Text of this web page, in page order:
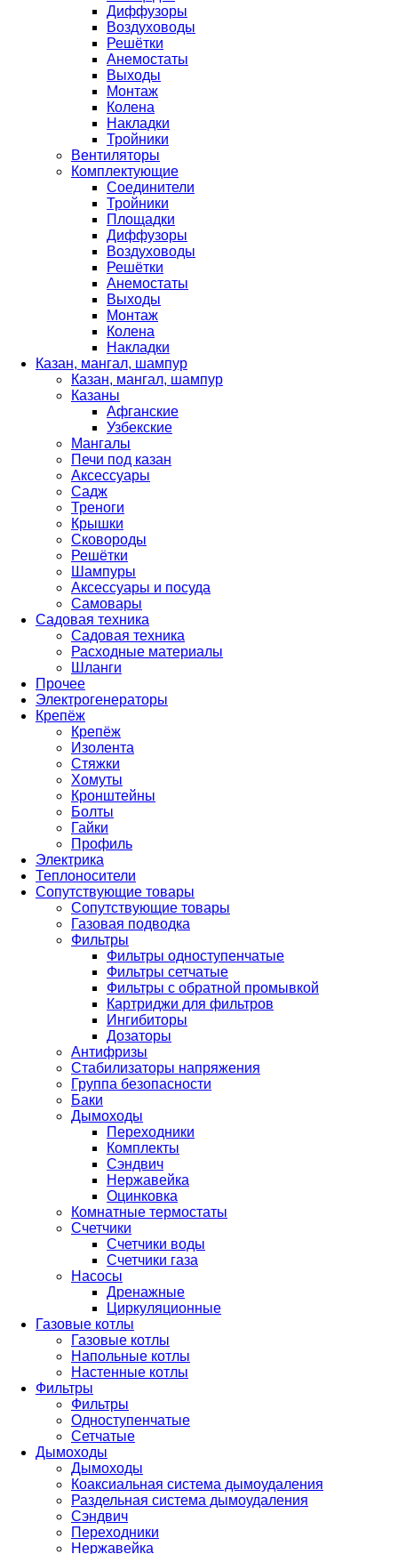
Диффузоры
Воздуховоды
Решётки
Анемостаты
Выходы
Монтаж
Колена
Накладки
Тройники
Вентиляторы
Комплектующие
Соединители
Тройники
Площадки
Диффузоры
Воздуховоды
Решётки
Анемостаты
Выходы
Монтаж
Колена
Накладки
Казан, мангал, шампур
Казан, мангал, шампур
Казаны
Афганские
Узбекские
Мангалы
Печи под казан
Аксессуары
Садж
Треноги
Крышки
Сковороды
Решётки
Шампуры
Аксессуары и посуда
Самовары
Садовая техника
Садовая техника
Расходные материалы
Шланги
Прочее
Электрогенераторы
Крепёж
Крепёж
Изолента
Стяжки
Хомуты
Кронштейны
Болты
Гайки
Профиль
Электрика
Теплоносители
Сопутствующие товары
Сопутствующие товары
Газовая подводка
Фильтры
Фильтры одноступенчатые
Фильтры сетчатые
Фильтры с обратной промывкой
Картриджи для фильтров
Ингибиторы
Дозаторы
Антифризы
Стабилизаторы напряжения
Группа безопасности
Баки
Дымоходы
Переходники
Комплекты
Сэндвич
Нержавейка
Оцинковка
Комнатные термостаты
Счетчики
Счетчики воды
Счетчики газа
Насосы
Дренажные
Циркуляционные
Газовые котлы
Газовые котлы
Напольные котлы
Настенные котлы
Фильтры
Фильтры
Одноступенчатые
Сетчатые
Дымоходы
Дымоходы
Коаксиальная система дымоудаления
Раздельная система дымоудаления
Сэндвич
Переходники
Нержавейка